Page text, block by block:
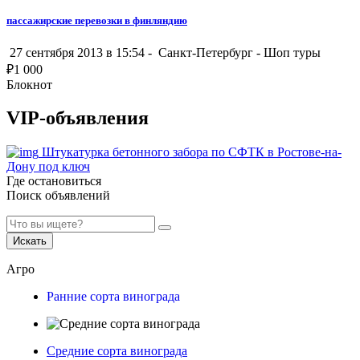
пассажирские перевозки в финляндию
27 сентября 2013 в 15:54 - Санкт-Петербург - Шоп туры
₽1 000
Блокнот
VIP-объявления
Штукатурка бетонного забора по СФТК в Ростове-на-
Дону под ключ
Где остановиться
Поиск объявлений
Искать
Агро
Ранние сорта винограда
Средние сорта винограда